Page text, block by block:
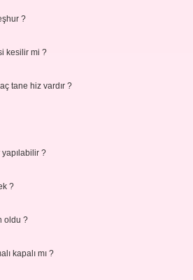
?
kesilir mi ?
tane hiz vardır ?
?
?
oldu ?
kapalı mı ?